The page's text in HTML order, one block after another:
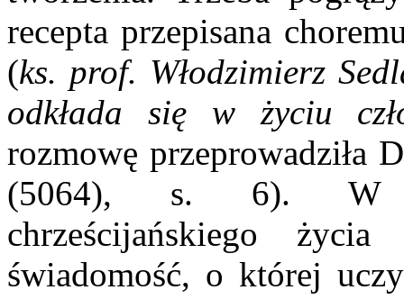
recepta przepisana
(ks. prof. Włodzimierz
odkłada się w życiu
rozmowę przeprowadziła
(5064), s. 6). W
chrześcijańskiego
świadomość, o której